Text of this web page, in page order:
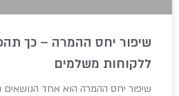
שיפור יחס ההמרה – כך
ללקוחות משלמים
שיפור יחס ההמרה הוא אחד הנושאים